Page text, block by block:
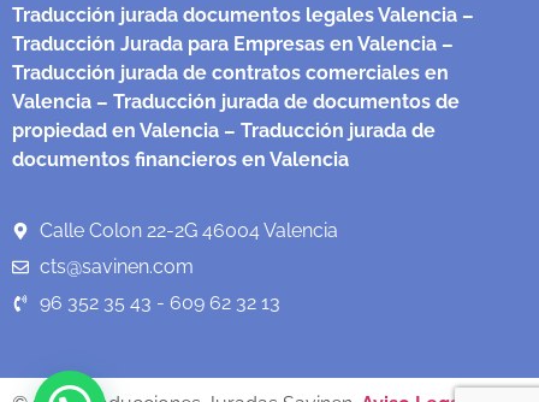
Traducción jurada documentos legales Valencia –
Traducción Jurada para Empresas en Valencia –
Traducción jurada de contratos comerciales en
Valencia – Traducción jurada de documentos de
propiedad en Valencia – Traducción jurada de
documentos financieros en Valencia
Calle Colon 22-2G 46004 Valencia
cts@savinen.com
96 352 35 43 - 609 62 32 13